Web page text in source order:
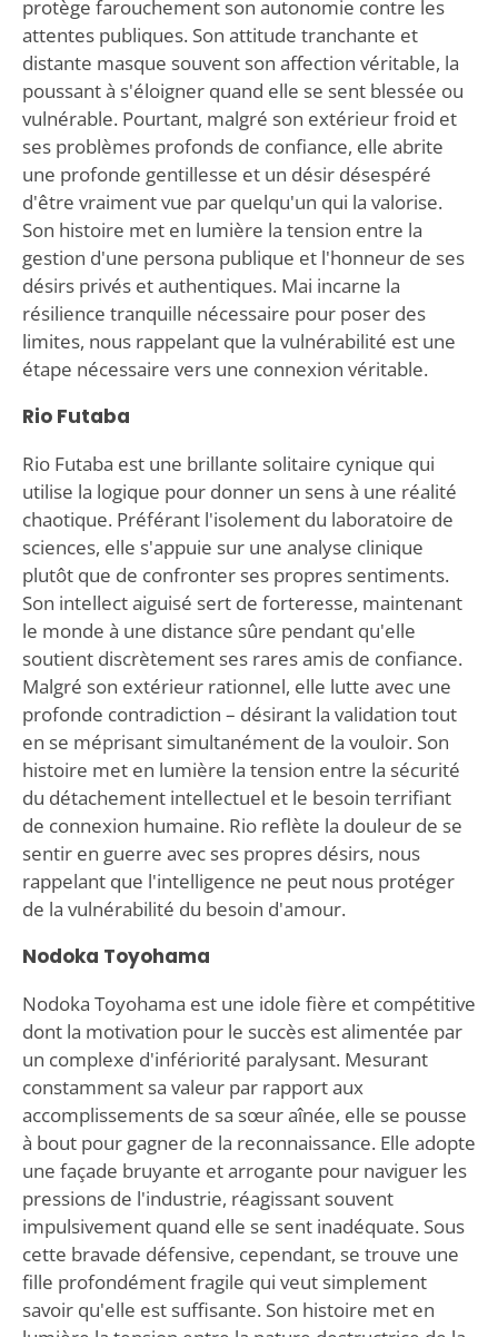
protège farouchement son autonomie contre les
attentes publiques. Son attitude tranchante et
distante masque souvent son affection véritable, la
poussant à s'éloigner quand elle se sent blessée ou
vulnérable. Pourtant, malgré son extérieur froid et
ses problèmes profonds de confiance, elle abrite
une profonde gentillesse et un désir désespéré
d'être vraiment vue par quelqu'un qui la valorise.
Son histoire met en lumière la tension entre la
gestion d'une persona publique et l'honneur de ses
désirs privés et authentiques. Mai incarne la
résilience tranquille nécessaire pour poser des
limites, nous rappelant que la vulnérabilité est une
étape nécessaire vers une connexion véritable.
Rio Futaba
Rio Futaba est une brillante solitaire cynique qui
utilise la logique pour donner un sens à une réalité
chaotique. Préférant l'isolement du laboratoire de
sciences, elle s'appuie sur une analyse clinique
plutôt que de confronter ses propres sentiments.
Son intellect aiguisé sert de forteresse, maintenant
le monde à une distance sûre pendant qu'elle
soutient discrètement ses rares amis de confiance.
Malgré son extérieur rationnel, elle lutte avec une
profonde contradiction – désirant la validation tout
en se méprisant simultanément de la vouloir. Son
histoire met en lumière la tension entre la sécurité
du détachement intellectuel et le besoin terrifiant
de connexion humaine. Rio reflète la douleur de se
sentir en guerre avec ses propres désirs, nous
rappelant que l'intelligence ne peut nous protéger
de la vulnérabilité du besoin d'amour.
Nodoka Toyohama
Nodoka Toyohama est une idole fière et compétitive
dont la motivation pour le succès est alimentée par
un complexe d'infériorité paralysant. Mesurant
constamment sa valeur par rapport aux
accomplissements de sa sœur aînée, elle se pousse
à bout pour gagner de la reconnaissance. Elle adopte
une façade bruyante et arrogante pour naviguer les
pressions de l'industrie, réagissant souvent
impulsivement quand elle se sent inadéquate. Sous
cette bravade défensive, cependant, se trouve une
fille profondément fragile qui veut simplement
savoir qu'elle est suffisante. Son histoire met en